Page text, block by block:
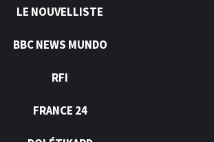
LE NOUVELLISTE
BBC NEWS MUNDO
RFI
FRANCE 24